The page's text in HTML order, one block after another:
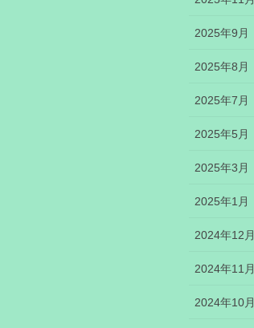
2025年9月
2025年8月
2025年7月
2025年5月
2025年3月
2025年1月
2024年12月
2024年11月
2024年10月